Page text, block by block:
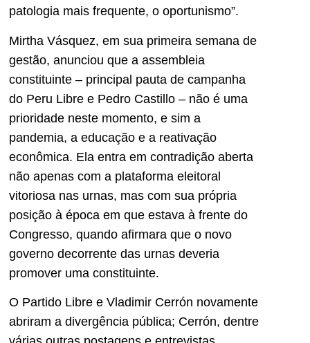
patologia mais frequente, o oportunismo”.
Mirtha Vásquez, em sua primeira semana de
gestão, anunciou que a assembleia
constituinte – principal pauta de campanha
do Peru Libre e Pedro Castillo – não é uma
prioridade neste momento, e sim a
pandemia, a educação e a reativação
econômica. Ela entra em contradição aberta
não apenas com a plataforma eleitoral
vitoriosa nas urnas, mas com sua própria
posição à época em que estava à frente do
Congresso, quando afirmara que o novo
governo decorrente das urnas deveria
promover uma constituinte.
O Partido Libre e Vladimir Cerrón novamente
abriram a divergência pública; Cerrón, dentre